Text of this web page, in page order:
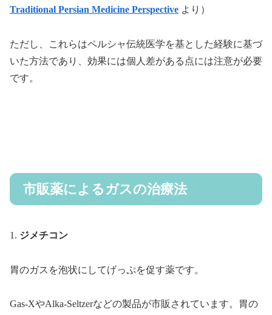
Traditional Persian Medicine Perspective より）
ただし、これらはペルシャ伝統医学を基とした経験に基づ
いた方法であり、効果には個人差がある点には注意が必要
です。
市販薬によるガスの治療法
1. ジメチコン
胃のガスを泡状にしてげっぷを促す薬です。
Gas-XやAlka-Seltzerなどの製品が市販されています。胃の